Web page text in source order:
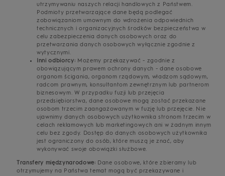
utrzymywaniu naszych relacji handlowych z Państwem.
Podmioty przetwarzające dane będą podlegać
zobowiązaniom umownym do wdrożenia odpowiednich
technicznych i organizacyjnych środków bezpieczeństwa w
celu zabezpieczenia danych osobowych oraz do
przetwarzania danych osobowych wyłącznie zgodnie z
wytycznymi.
Inni odbiorcy: Możemy przekazywać - zgodnie z
obowiązującym prawem ochrony danych - dane osobowe
organom ścigania, organom rządowym, władzom sądowym,
radcom prawnym, konsultantom zewnętrznym lub partnerom
biznesowym. W przypadku fuzji lub przejęcia
przedsiębiorstwa, dane osobowe mogą zostać przekazane
osobom trzecim zaangażowanym w fuzję lub przejęcie. Nie
ujawnimy danych osobowych użytkownika stronom trzecim w
celach reklamowych lub marketingowych ani w żadnym innym
celu bez zgody. Dostęp do danych osobowych użytkownika
jest ograniczony do osób, które muszą je znać, aby
wykonywać swoje obowiązki służbowe.
Transfery międzynarodowe: Dane osobowe, które zbieramy lub
otrzymujemy na Państwa temat mogą być przekazywane i